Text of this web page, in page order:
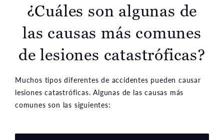
¿Cuáles son algunas de
las causas más comunes
de lesiones catastróficas?
Muchos tipos diferentes de accidentes pueden causar
lesiones catastróficas. Algunas de las causas más
comunes son las siguientes: